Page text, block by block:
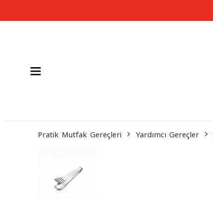
Pratik Mutfak Gereçleri Yardımcı Gereçler